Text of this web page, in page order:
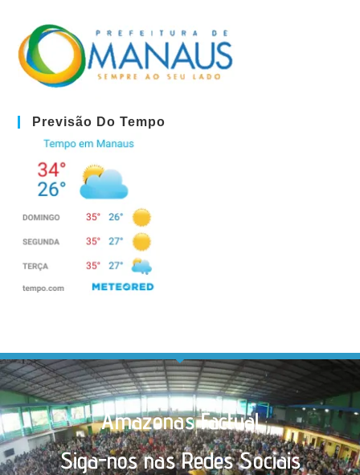
Previsão Do Tempo
Amazonas Factual
Siga-nos nas Redes Sociais